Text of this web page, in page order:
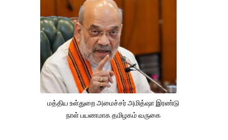
மத்திய உள்துறை அமைச்சர் அமித்ஷா இரண்டு
நாள் பயணமாக தமிழகம் வருகை